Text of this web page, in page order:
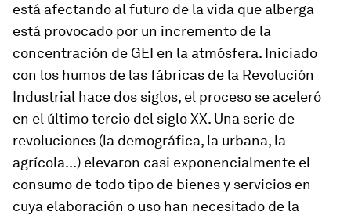
está afectando al futuro de la vida que alberga
está provocado por un incremento de la
concentración de GEI en la atmósfera. Iniciado
con los humos de las fábricas de la Revolución
Industrial hace dos siglos, el proceso se aceleró
en el último tercio del siglo XX. Una serie de
revoluciones (la demográfica, la urbana, la
agrícola...) elevaron casi exponencialmente el
consumo de todo tipo de bienes y servicios en
cuya elaboración o uso han necesitado de la